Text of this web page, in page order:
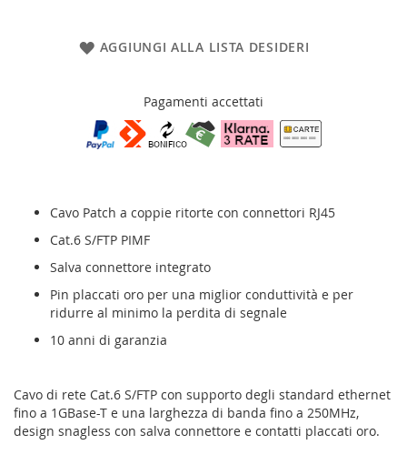
AGGIUNGI ALLA LISTA DESIDERI
Pagamenti accettati
Cavo Patch a coppie ritorte con connettori RJ45
Cat.6 S/FTP PIMF
Salva connettore integrato
Pin placcati oro per una miglior conduttività e per
ridurre al minimo la perdita di segnale
10 anni di garanzia
Cavo di rete Cat.6 S/FTP con supporto degli standard ethernet
fino a 1GBase-T e una larghezza di banda fino a 250MHz,
design snagless con salva connettore e contatti placcati oro.